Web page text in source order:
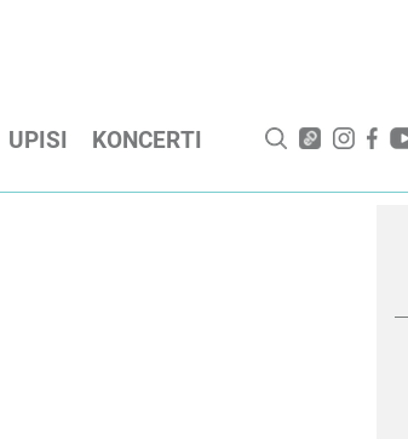
UPISI KONCERTI